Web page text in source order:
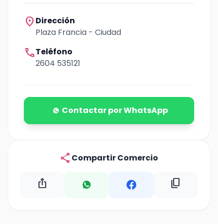
location_on Dirección
Plaza Francia - Ciudad
callTeléfono
2604 535121
Contactar por WhatsApp
share Compartir Comercio
ios_share content_copy